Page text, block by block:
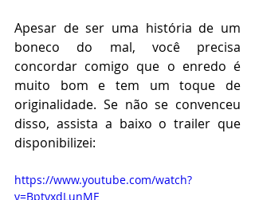
Apesar de ser uma história de um
boneco do mal, você precisa
concordar comigo que o enredo é
muito bom e tem um toque de
originalidade. Se não se convenceu
disso, assista a baixo o trailer que
disponibilizei:
https://www.youtube.com/watch?
v=BptyxdLunME